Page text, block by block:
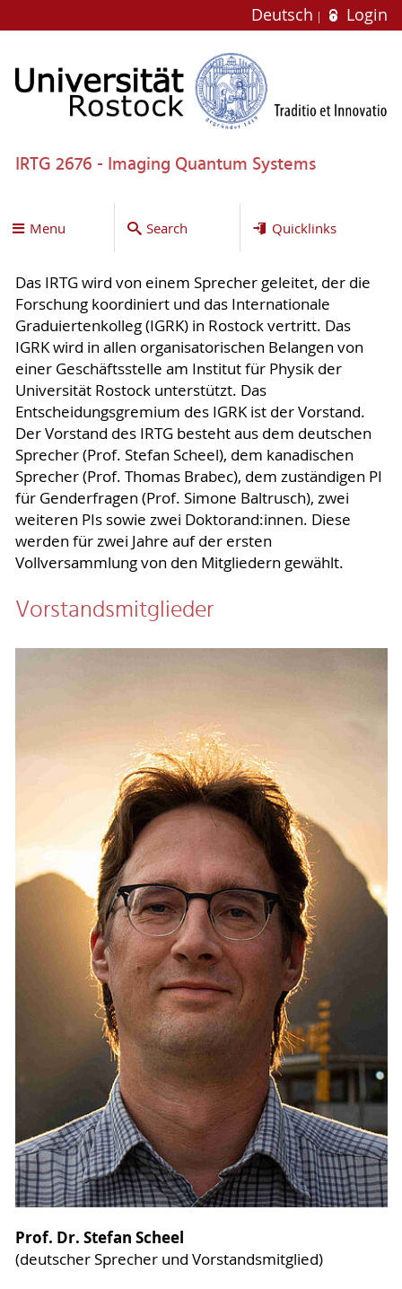
Deutsch Login
IRTG 2676 - Imaging Quantum Systems
Menu Search Quicklinks
Das IRTG wird von einem Sprecher geleitet, der die
Forschung koordiniert und das Internationale
Graduiertenkolleg (IGRK) in Rostock vertritt. Das
IGRK wird in allen organisatorischen Belangen von
einer Geschäftsstelle am Institut für Physik der
Universität Rostock unterstützt. Das
Entscheidungsgremium des IGRK ist der Vorstand.
Der Vorstand des IRTG besteht aus dem deutschen
Sprecher (Prof. Stefan Scheel), dem kanadischen
Sprecher (Prof. Thomas Brabec), dem zuständigen PI
für Genderfragen (Prof. Simone Baltrusch), zwei
weiteren PIs sowie zwei Doktorand:innen. Diese
werden für zwei Jahre auf der ersten
Vollversammlung von den Mitgliedern gewählt.
Vorstandsmitglieder
Prof. Dr. Stefan Scheel
(deutscher Sprecher und Vorstandsmitglied)